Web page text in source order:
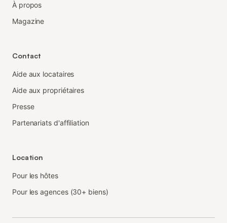
À propos
Magazine
Contact
Aide aux locataires
Aide aux propriétaires
Presse
Partenariats d'affiliation
Location
Pour les hôtes
Pour les agences (30+ biens)